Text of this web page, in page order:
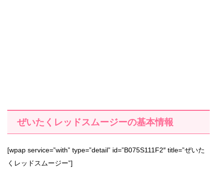
ぜいたくレッドスムージーの基本情報
[wpap service=”with” type=”detail” id=”B075S111F2″ title=”ぜいた
くレッドスムージー”]